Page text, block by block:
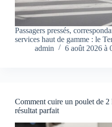
Passagers pressés,
services haut de gamme : le
admin
6 août 2026 à
Comment cuire un poulet de
résultat parfait